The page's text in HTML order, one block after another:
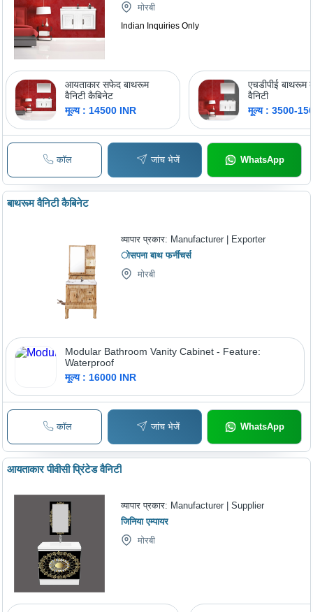
मोरबी
Indian Inquiries Only
आयताकार सफेद बाथरूम
वैनिटी कैबिनेट
मूल्य : 14500 INR
एचडीपीई बाथरूम
वैनिटी
मूल्य : 3500-
कॉल जांच भेजें WhatsApp
बाथरूम वैनिटी कैबिनेट
व्यापार प्रकार: Manufacturer | Exporter
ोसपना बाथ फर्नीचर्स
मोरबी
Modular Bathroom Vanity Cabinet - Feature:
Waterproof
मूल्य : 16000 INR
कॉल जांच भेजें WhatsApp
आयताकार पीवीसी प्रिंटेड वैनिटी
व्यापार प्रकार: Manufacturer | Supplier
जिनिया एम्पायर
मोरबी